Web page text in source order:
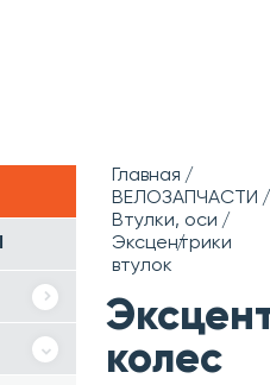
Главная
ВЕЛОЗАПЧАСТИ
Втулки, оси
Эксцентрики
втулок
колес